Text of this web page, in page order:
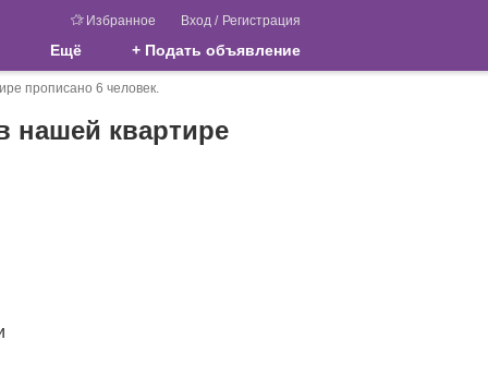
Избранное Вход / Регистрация
Ещё + Подать объявление
прописано 6 человек.
нашей квартире